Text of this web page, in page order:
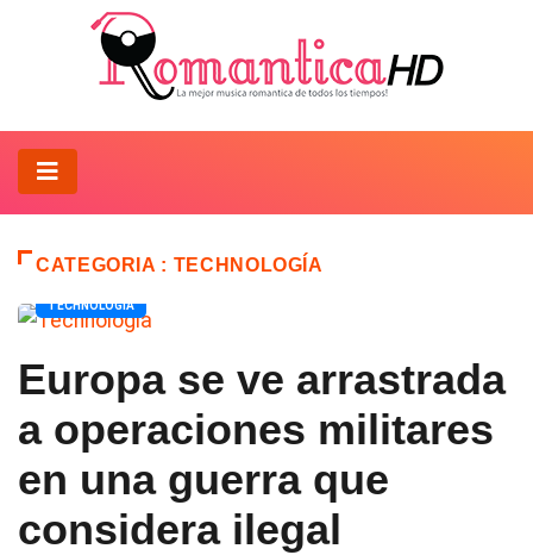
CATEGORIA : TECHNOLOGÍA
TECHNOLOGIA
Europa se ve arrastrada
a operaciones militares
en una guerra que
considera ilegal